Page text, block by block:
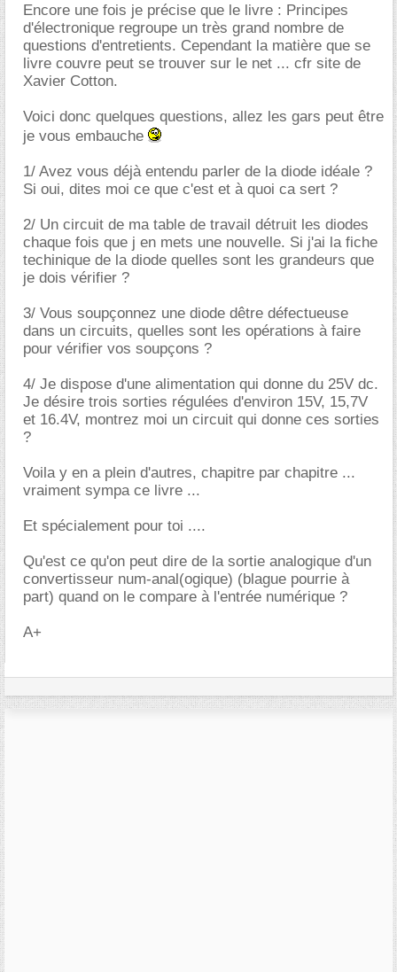
Encore une fois je précise que le livre : Principes
d'électronique regroupe un très grand nombre de
questions d'entretients. Cependant la matière que se
livre couvre peut se trouver sur le net ... cfr site de
Xavier Cotton.
Voici donc quelques questions, allez les gars peut être
je vous embauche
1/ Avez vous déjà entendu parler de la diode idéale ?
Si oui, dites moi ce que c'est et à quoi ca sert ?
2/ Un circuit de ma table de travail détruit les diodes
chaque fois que j en mets une nouvelle. Si j'ai la fiche
techinique de la diode quelles sont les grandeurs que
je dois vérifier ?
3/ Vous soupçonnez une diode dêtre défectueuse
dans un circuits, quelles sont les opérations à faire
pour vérifier vos soupçons ?
4/ Je dispose d'une alimentation qui donne du 25V dc.
Je désire trois sorties régulées d'environ 15V, 15,7V
et 16.4V, montrez moi un circuit qui donne ces sorties
?
Voila y en a plein d'autres, chapitre par chapitre ...
vraiment sympa ce livre ...
Et spécialement pour toi ....
Qu'est ce qu'on peut dire de la sortie analogique d'un
convertisseur num-anal(ogique) (blague pourrie à
part) quand on le compare à l'entrée numérique ?
A+